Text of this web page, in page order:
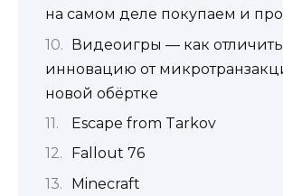
на самом деле покупаем и
Видеоигры — как отличить
инновацию от
новой обёртке
Escape from Tarkov
Fallout 76
Minecraft